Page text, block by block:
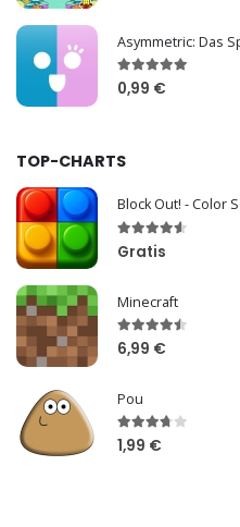
Asymmetric: Das
0,99 €
TOP-CHARTS
Block Out! - Color
Gratis
Minecraft
6,99 €
Pou
1,99 €